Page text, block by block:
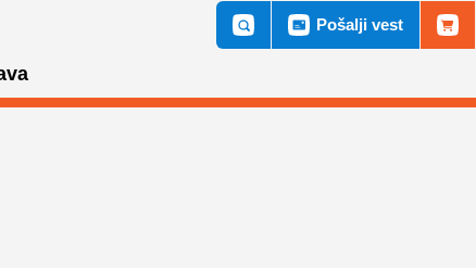
Pošalji vest